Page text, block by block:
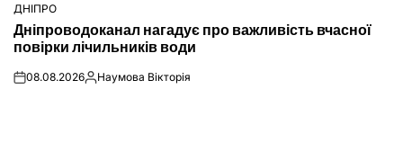
ОПУБЛІКУВАТИ
У
ДНІПРО
Дніпроводоканал нагадує про важливість вчасної
повірки лічильників води
on08.08.2026Опубліковано
Наумова Вікторія